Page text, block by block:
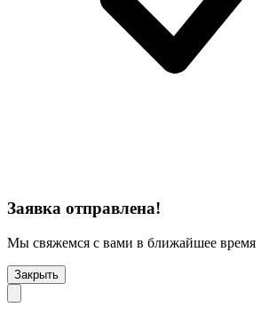
Заявка отправлена!
Мы свяжемся с вами в ближайшее время
Закрыть